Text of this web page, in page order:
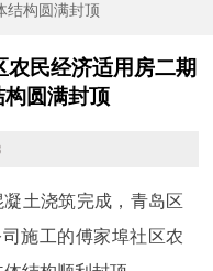
结构圆满封顶
民经济适用房二期
构圆满封顶
土浇筑完成，青岛区
施工的傅家埠社区农